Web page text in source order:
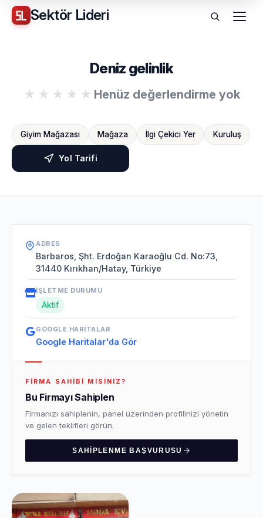
Sektör Lideri Menü
Deniz gelinlik
Henüz değerlendirme yok
Giyim Mağazası Mağaza İlgi Çekici Yer Kuruluş
Yol Tarifi
ADRES
Barbaros, Şht. Erdoğan Karaoğlu Cd. No:73,
31440 Kırıkhan/Hatay, Türkiye
İŞLETME DURUMU
Aktif
GOOGLE HARITALAR
Google Haritalar'da Gör
FIRMA SAHIBI MISINIZ?
Bu Firmayı Sahiplen
Firmanızı sahiplenin, panel üzerinden profilinizi yönetin
ve gelen teklifleri görün.
SAHIPLENME BAŞVURUSU